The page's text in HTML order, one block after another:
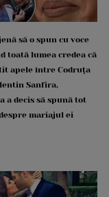
să o spun cu voce
toată lumea credea că
apele între Codruța
Sanfira,
a decis să spună tot
mariajul ei